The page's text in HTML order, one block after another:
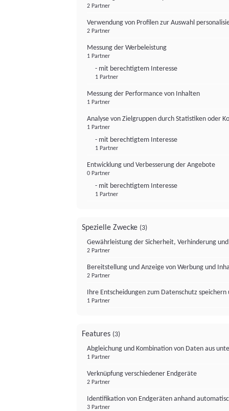
2 Partner
Verwendung von Profilen zur Auswahl
2 Partner
Messung der Werbeleistung
1 Partner
- mit berechtigtem Interesse
1 Partner
Messung der Performance von Inhalten
1 Partner
Analyse von Zielgruppen durch Statistiken oder
1 Partner
- mit berechtigtem Interesse
1 Partner
Entwicklung und Verbesserung der Angebote
0 Partner
- mit berechtigtem Interesse
1 Partner
Spezielle Zwecke (3)
Gewährleistung der Sicherheit, Verhinderung
2 Partner
Bereitstellung und Anzeige von Werbung und
2 Partner
Ihre Entscheidungen zum Datenschutz
1 Partner
Features (3)
Abgleichung und Kombination von Daten aus
1 Partner
Verknüpfung verschiedener Endgeräte
2 Partner
Identifikation von Endgeräten anhand
3 Partner